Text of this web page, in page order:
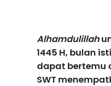
Alhamdulillah
1445 H, bulan
dapat bertemu
SWT